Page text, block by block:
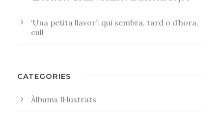
‘Una petita llavor’: qui sembra, tard o d’hora,
cull
CATEGORIES
Àlbums Il·lustrats